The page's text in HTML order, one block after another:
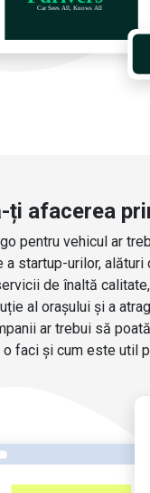
ți afacerea
pentru vehicul ar
a startup-urilor, alături
de înaltă
al orașului și a
ar trebui să
faci și cum este util